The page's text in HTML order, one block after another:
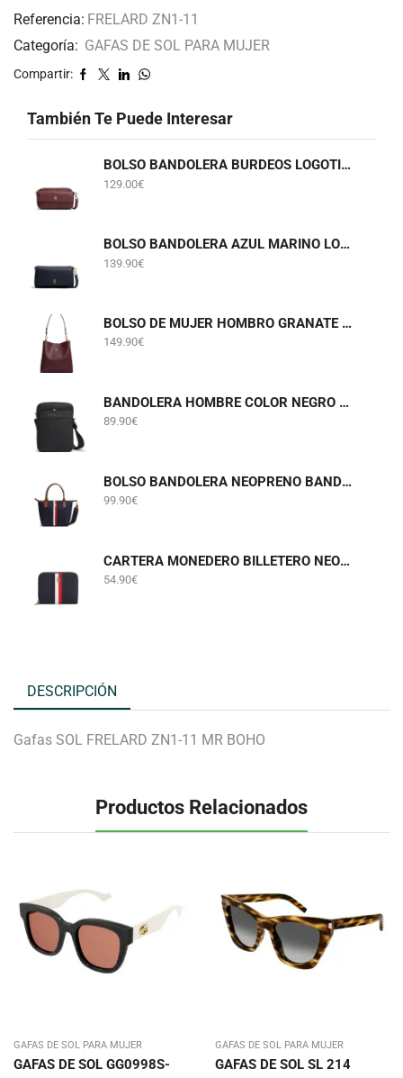
Referencia: FRELARD ZN1-11
Categoría: GAFAS DE SOL PARA MUJER
Compartir:
También Te Puede Interesar
BOLSO BANDOLERA BURDEOS LOGOTIPADO TOMMY HILFIGER AWA0W18922
129.00€
BOLSO BANDOLERA AZUL MARINO LOGOTIPADO TOMMY HILFIGER AW0AW18997
139.90€
BOLSO DE MUJER HOMBRO GRANATE TOMMY HILFIGER AW0AW19000
149.90€
BANDOLERA HOMBRE COLOR NEGRO TOMMY HILFIGER AM0AM14698
89.90€
BOLSO BANDOLERA NEOPRENO BANDA TOMMY HILFIGUER AW0AW19025
99.90€
CARTERA MONEDERO BILLETERO NEOPRENO BANDA TOMMY HILFIGUER AW0AW19164
54.90€
DESCRIPCIÓN
Gafas SOL FRELARD ZN1-11 MR BOHO
Productos Relacionados
GAFAS DE SOL PARA MUJER
GAFAS DE SOL GG0998S-
GAFAS DE SOL PARA MUJER
GAFAS DE SOL SL 214